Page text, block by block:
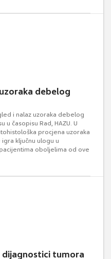
debelog
i nalaz uzoraka debelog
u časopisu Rad, HAZU. U
procjena uzoraka
ključnu ulogu u
oboljelima od ove
dijagnostici tumora